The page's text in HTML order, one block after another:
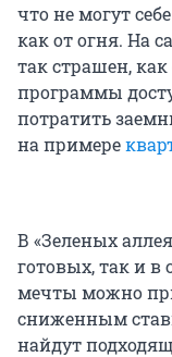
что не могут
как от огня. На
так страшен,
программы
потратить
на примере
В «Зеленых
готовых, так и в
мечты можно
сниженным
найдут